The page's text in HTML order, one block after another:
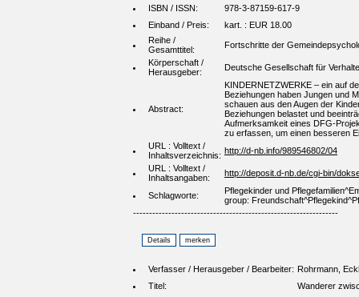
ISBN / ISSN:
978-3-87159-617-9
Einband / Preis:
kart. : EUR 18.00
Reihe /
Gesamttitel:
Fortschritte der
Körperschaft /
Herausgeber:
Deutsche Gesellschaft für
Abstract:
KINDERNETZWERKE – ein auf
Beziehungen haben Jungen und
schauen aus den Augen der
Beziehungen belastet und
Aufmerksamkeit eines DFG-
zu erfassen, um einen besseren
URL : Volltext /
Inhaltsverzeichnis: http://d-nb.info/989546802/04
URL : Volltext /
Inhaltsangaben:
http://deposit.d-nb.de/cgi-bin/
Schlagworte:
Pflegekinder und
group:
----------------------------------------------------------------
Verfasser / Herausgeber / Bearbeiter: Rohrmann,
Titel:
Wanderer